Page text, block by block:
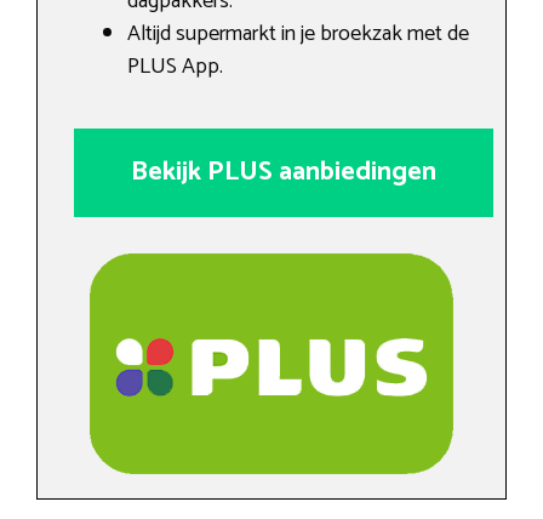
Altijd supermarkt in je broekzak met de
PLUS App.
Bekijk PLUS aanbiedingen